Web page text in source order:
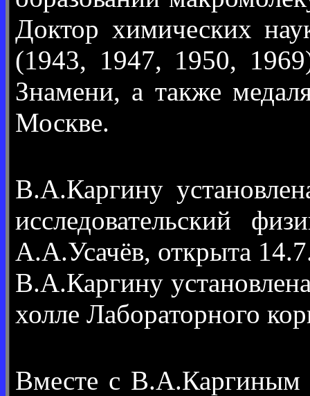
Доктор химических
(1943, 1947, 1950,
Знамени, а также
Москве.
В.А.Каргину
исследовательский
А.А.Усачёв, открыта
В.А.Каргину
холле Лабораторного
Вместе с В.А.Каргиным